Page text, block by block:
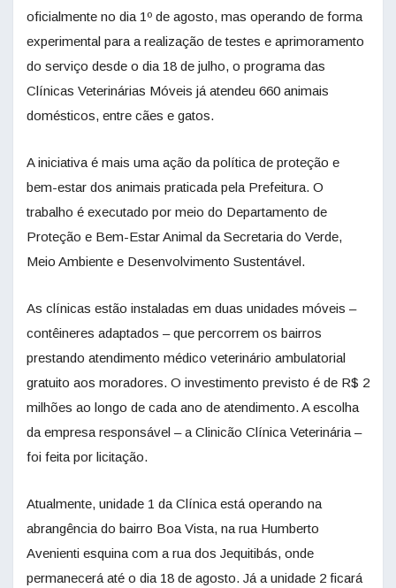
oficialmente no dia 1º de agosto, mas operando de forma
experimental para a realização de testes e aprimoramento
do serviço desde o dia 18 de julho, o programa das
Clínicas Veterinárias Móveis já atendeu 660 animais
domésticos, entre cães e gatos.
A iniciativa é mais uma ação da política de proteção e
bem-estar dos animais praticada pela Prefeitura. O
trabalho é executado por meio do Departamento de
Proteção e Bem-Estar Animal da Secretaria do Verde,
Meio Ambiente e Desenvolvimento Sustentável.
As clínicas estão instaladas em duas unidades móveis –
contêineres adaptados – que percorrem os bairros
prestando atendimento médico veterinário ambulatorial
gratuito aos moradores. O investimento previsto é de R$ 2
milhões ao longo de cada ano de atendimento. A escolha
da empresa responsável – a Clinicão Clínica Veterinária –
foi feita por licitação.
Atualmente, unidade 1 da Clínica está operando na
abrangência do bairro Boa Vista, na rua Humberto
Avenienti esquina com a rua dos Jequitibás, onde
permanecerá até o dia 18 de agosto. Já a unidade 2 ficará